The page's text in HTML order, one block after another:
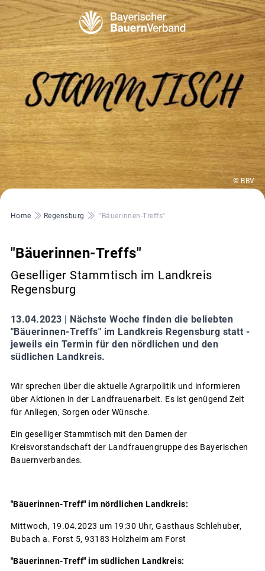
© BBV
Pfadnavigation
Home Regensburg "Bäuerinnen-Treffs"
"Bäuerinnen-Treffs"
Geselliger Stammtisch im Landkreis
Regensburg
13.04.2023 | Nächste Woche finden die beliebten
"Bäuerinnen-Treffs" im Landkreis Regensburg statt -
jeweils ein Termin für den nördlichen und den
südlichen Landkreis.
Wir sprechen über die aktuelle Agrarpolitik und informieren
über Aktionen in der Landfrauenarbeit. Es ist genügend Zeit
für Anliegen, Sorgen oder Wünsche.
Ein geselliger Stammtisch mit den Damen der
Kreisvorstandschaft der Landfrauengruppe des Bayerischen
Bauernverbandes.
"Bäuerinnen-Treff" im nördlichen Landkreis:
Mittwoch, 19.04.2023 um 19:30 Uhr, Gasthaus Schlehuber,
Bubach a. Forst 5, 93183 Holzheim am Forst
"Bäuerinnen-Treff" im südlichen Landkreis: